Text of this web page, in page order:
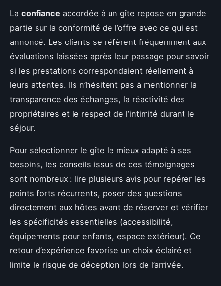
La confiance accordée à un gîte repose en grande
partie sur la conformité de l’offre avec ce qui est
annoncé. Les clients se réfèrent fréquemment aux
évaluations laissées après leur passage pour savoir
si les prestations correspondaient réellement à
leurs attentes. Ils n’hésitent pas à mentionner la
transparence des échanges, la réactivité des
propriétaires et le respect de l’intimité durant le
séjour.
Pour sélectionner le gîte le mieux adapté à ses
besoins, les conseils issus de ces témoignages
sont nombreux : lire plusieurs avis pour repérer les
points forts récurrents, poser des questions
directement aux hôtes avant de réserver et vérifier
les spécificités essentielles (accessibilité,
équipements pour enfants, espace extérieur). Ce
retour d’expérience favorise un choix éclairé et
limite le risque de déception lors de l’arrivée.